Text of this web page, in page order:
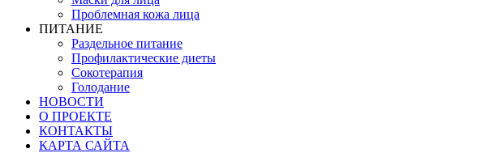
Проблемная кожа лица
ПИТАНИЕ
Раздельное питание
Профилактические диеты
Сокотерапия
Голодание
НОВОСТИ
О ПРОЕКТЕ
КОНТАКТЫ
КАРТА САЙТА